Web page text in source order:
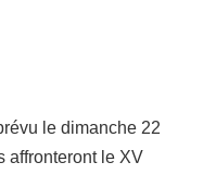
le dimanche 22
affronteront le XV